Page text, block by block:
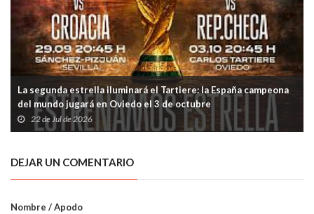
La segunda estrella iluminará el Tartiere: la España campeona
del mundo jugará en Oviedo el 3 de octubre
22 de Jul de 2026
DEJAR UN COMENTARIO
Nombre / Apodo